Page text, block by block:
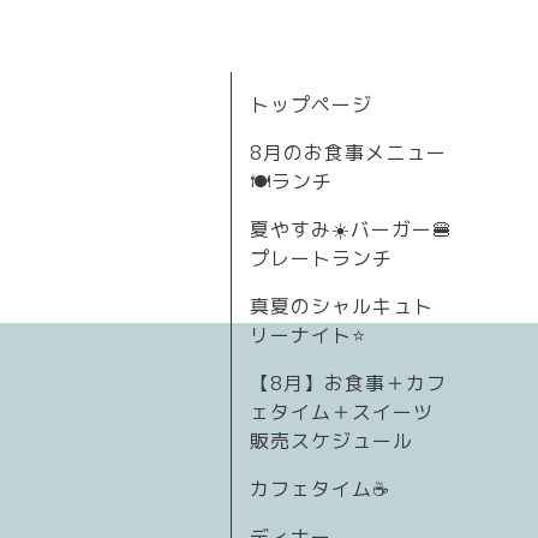
トップページ
8月のお食事メニュー
🍽ランチ
夏やすみ☀️バーガー🍔
プレートランチ
真夏のシャルキュト
リーナイト⭐
【8月】お食事＋カフ
ェタイム＋スイーツ
販売スケジュール
カフェタイム☕️